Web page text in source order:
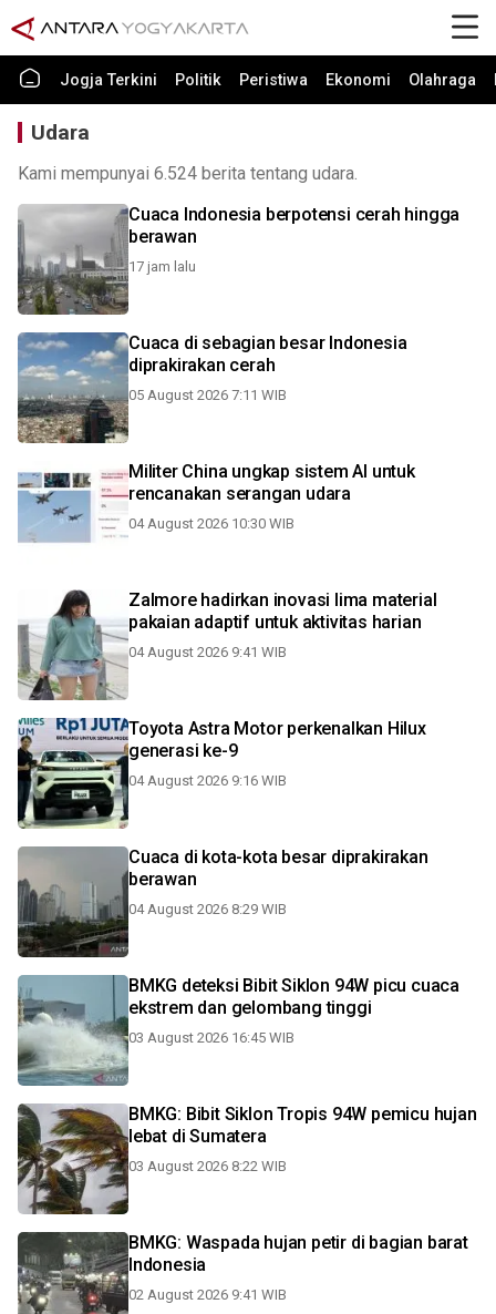
Jogja Terkini Politik Peristiwa Ekonomi Olahraga
Udara
Kami mempunyai 6.524 berita tentang udara.
Cuaca Indonesia berpotensi cerah hingga
berawan
17 jam lalu
Cuaca di sebagian besar Indonesia
diprakirakan cerah
05 August 2026 7:11 WIB
Militer China ungkap sistem AI untuk
rencanakan serangan udara
04 August 2026 10:30 WIB
Zalmore hadirkan inovasi lima material
pakaian adaptif untuk aktivitas harian
04 August 2026 9:41 WIB
Toyota Astra Motor perkenalkan Hilux
generasi ke-9
04 August 2026 9:16 WIB
Cuaca di kota-kota besar diprakirakan
berawan
04 August 2026 8:29 WIB
BMKG deteksi Bibit Siklon 94W picu cuaca
ekstrem dan gelombang tinggi
03 August 2026 16:45 WIB
BMKG: Bibit Siklon Tropis 94W pemicu hujan
lebat di Sumatera
03 August 2026 8:22 WIB
BMKG: Waspada hujan petir di bagian barat
Indonesia
02 August 2026 9:41 WIB